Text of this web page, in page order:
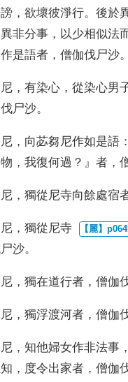
，欲壞彼淨行。後於
非分事 ， 以少相似法
是語者 ，僧伽伐尸沙
，有染心 ，從染心男
尸沙。
， 向苾芻尼作如是語
，我復何過 ？』者 ，
，獨從尼寺向餘處宿
，獨從尼寺
沙。
，獨在道行者 ，僧伽
，獨浮渡河者 ，僧伽
，知他婦女作非法事
， 度令出家者 ，僧伽